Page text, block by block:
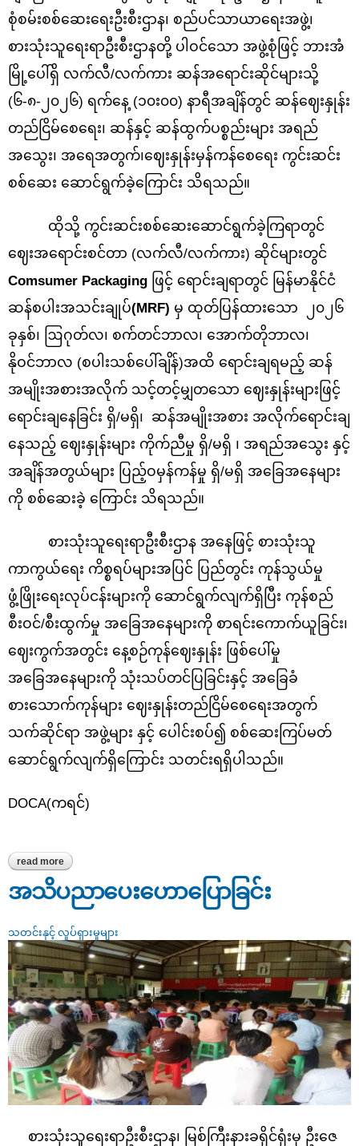
စုံစမ်းစစ်ဆေးရေးဦးစီးဌာန၊ စည်ပင်သာယာရေးအဖွဲ့၊
စားသုံးသူရေးရာဦးစီးဌာနတို့ ပါဝင်သော အဖွဲ့စုံဖြင့် ဘားအံ
မြို့ပေါ်ရှိ လက်လီ/လက်ကား ဆန်အရောင်းဆိုင်များသို့
(၆-၈-၂၀၂၆) ရက်နေ့ (၁၀း၀၀) နာရီအချိန်တွင် ဆန်ဈေးနှုန်း
တည်ငြိမ်စေရေး၊ ဆန်နှင့် ဆန်ထွက်ပစ္စည်းများ အရည်
အသွေး၊ အရေအတွက်၊ဈေးနှုန်းမှန်ကန်စေရေး ကွင်းဆင်း
စစ်ဆေး ဆောင်ရွက်ခဲ့ကြောင်း သိရသည်။
ထိုသို့ ကွင်းဆင်းစစ်ဆေးဆောင်ရွက်ခဲ့ကြရာတွင်
ဈေးအရောင်းစင်တာ (လက်လီ/လက်ကား) ဆိုင်များတွင်
Comsumer Packaging ဖြင့် ရောင်းချရာတွင် မြန်မာနိုင်ငံ
ဆန်စပါးအသင်းချုပ်(MRF) မှ ထုတ်ပြန်ထားသော ၂၀၂၆
ခုနှစ်၊ ဩဂုတ်လ၊ စက်တင်ဘာလ၊ အောက်တိုဘာလ၊
နိုဝင်ဘာလ (စပါးသစ်ပေါ်ချိန်)အထိ ရောင်းချရမည့် ဆန်
အမျိုးအစားအလိုက် သင့်တင့်မျှတသော ဈေးနှုန်းများဖြင့်
ရောင်းချနေခြင်း ရှိ/မရှိ၊ ဆန်အမျိုးအစား အလိုက်ရောင်းချ
နေသည့် ဈေးနှုန်းများ ကိုက်ညီမှု ရှိ/မရှိ ၊ အရည်အသွေး နှင့်
အချိန်အတွယ်များ ပြည့်ဝမှန်ကန်မှု ရှိ/မရှိ အခြေအနေများ
ကို စစ်ဆေးခဲ့ ကြောင်း သိရသည်။
စားသုံးသူရေးရာဦးစီးဌာန အနေဖြင့် စားသုံးသူ
ကာကွယ်ရေး ကိစ္စရပ်များအပြင် ပြည်တွင်း ကုန်သွယ်မှု
ဖွံ့ဖြိုးရေးလုပ်ငန်းများကို ဆောင်ရွက်လျက်ရှိပြီး ကုန်စည်
စီးဝင်/စီးထွက်မှု အခြေအနေများကို စာရင်းကောက်ယူခြင်း၊
‌ဈေးကွက်အတွင်း နေ့စဉ်ကုန်ဈေးနှုန်း ဖြစ်ပေါ်မှု
အခြေအနေများကို သုံးသပ်တင်ပြခြင်းနှင့် အခြေခံ
စားသောက်ကုန်များ ဈေးနှုန်းတည်ငြိမ်စေရေးအတွက်
သက်ဆိုင်ရာ အဖွဲ့များ နှင့် ပေါင်းစပ်၍ စစ်ဆေးကြပ်မတ်
ဆောင်ရွက်လျက်ရှိကြောင်း သတင်းရရှိပါသည်။
DOCA(ကရင်)
read more about ဆန်ဈေးနှုူန်း တည်ငြိမ်စေရေး ဘားအံမြို့ပေါ်ရှိ ဆန်အရောင်း
ဆိုင်များသို့ အဖွဲ့စုံဖြင့် ကွင်းဆင်းစစ်ဆေး
အသိပညာ‌ပေး‌ဟောပြောခြင်း
သတင်းနှင့် လှုပ်ရှားမှုများ
စားသုံးသူရေးရာဦးစီးဌာန၊ မြစ်ကြီးနားခရိုင်ရုံးမှ ဦးဇေ